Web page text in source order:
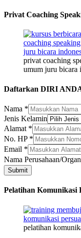
Privat Coaching
privat coaching
umum juru bicara
Daftarkan DIRI
Nama *
Jenis Kelamin
Alamat *
No. HP *
Email *
No.
Alamat
HP
Nama Perusahaan/
Submit
Pelatihan Komunikasi
pelatihan